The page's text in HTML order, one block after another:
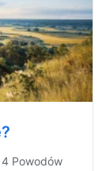
Powodów